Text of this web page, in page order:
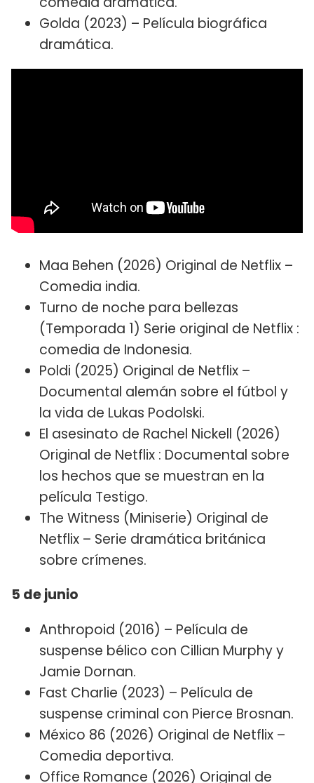
Golda (2023) – Película biográfica
dramática.
Maa Behen (2026) Original de Netflix –
Comedia india.
Turno de noche para bellezas
(Temporada 1) Serie original de Netflix :
comedia de Indonesia.
Poldi (2025) Original de Netflix –
Documental alemán sobre el fútbol y
la vida de Lukas Podolski.
El asesinato de Rachel Nickell (2026)
Original de Netflix : Documental sobre
los hechos que se muestran en la
película Testigo.
The Witness (Miniserie) Original de
Netflix – Serie dramática británica
sobre crímenes.
5 de junio
Anthropoid (2016) – Película de
suspense bélico con Cillian Murphy y
Jamie Dornan.
Fast Charlie (2023) – Película de
suspense criminal con Pierce Brosnan.
México 86 (2026) Original de Netflix –
Comedia deportiva.
Office Romance (2026) Original de